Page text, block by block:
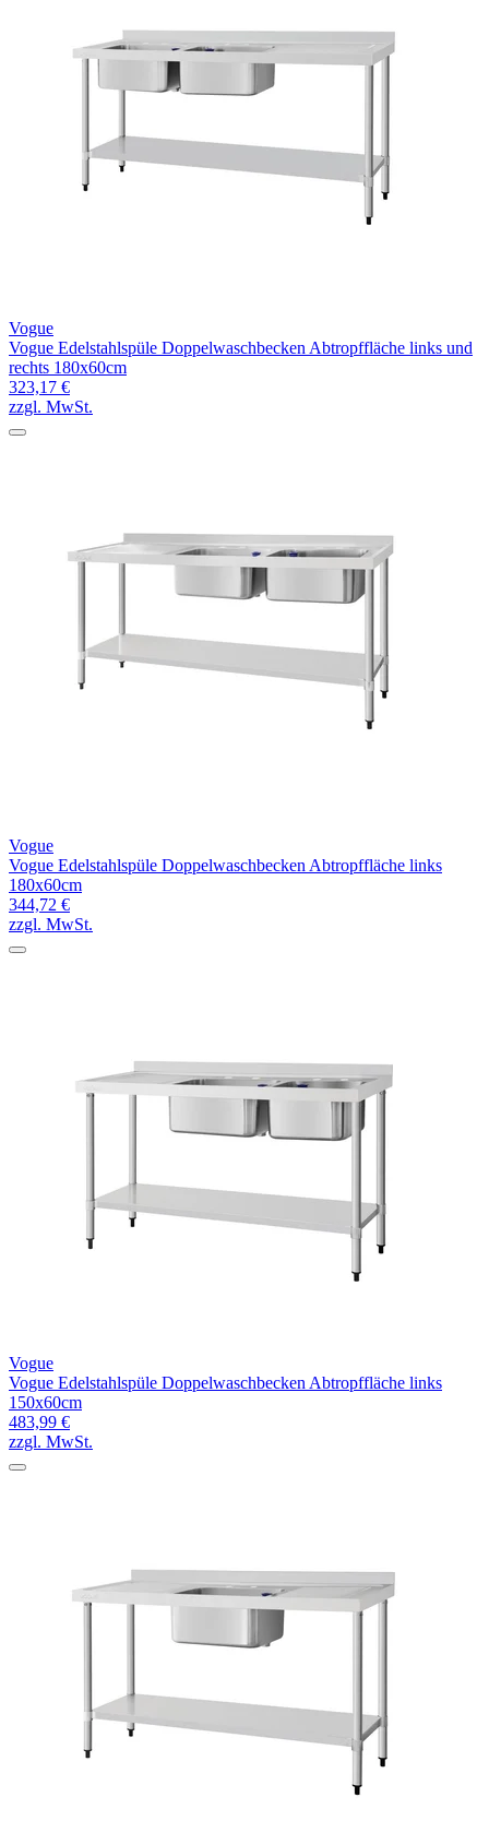
Vogue
Vogue Edelstahlspüle Doppelwaschbecken Abtropffläche links und
rechts 180x60cm
323,17 €
zzgl. MwSt.
Vogue
Vogue Edelstahlspüle Doppelwaschbecken Abtropffläche links
180x60cm
344,72 €
zzgl. MwSt.
Vogue
Vogue Edelstahlspüle Doppelwaschbecken Abtropffläche links
150x60cm
483,99 €
zzgl. MwSt.